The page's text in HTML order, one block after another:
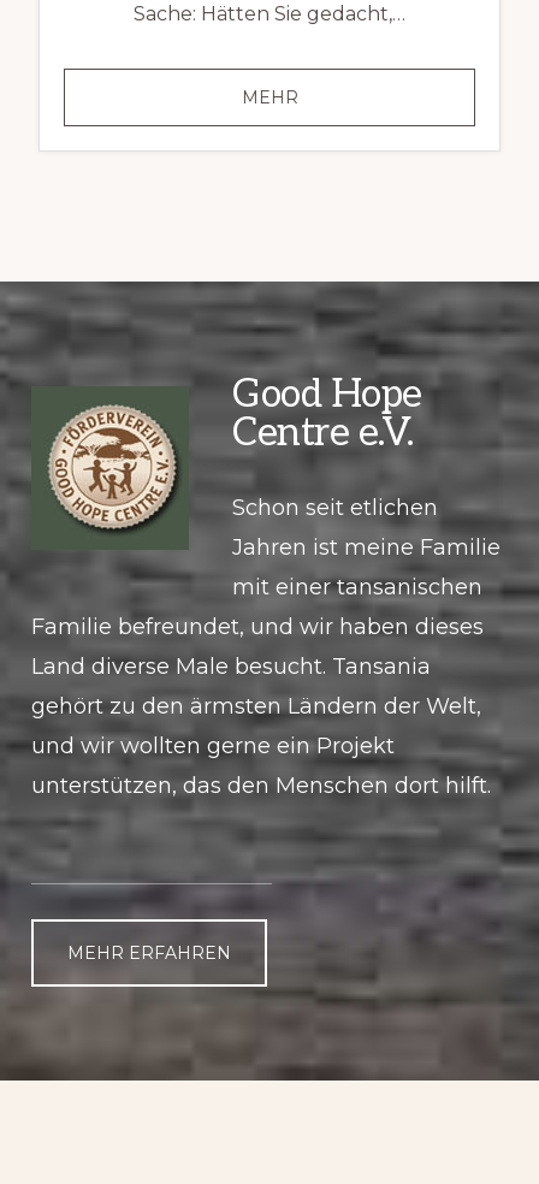
Sache: Hätten Sie gedacht,…
MEHRAUTORIN
Good Hope
Centre e.V.
Schon seit etlichen
Jahren ist meine Familie
mit einer tansanischen
Familie befreundet, und wir haben dieses
Land diverse Male besucht. Tansania
gehört zu den ärmsten Ländern der Welt,
und wir wollten gerne ein Projekt
unterstützen, das den Menschen dort hilft.
MEHR ERFAHREN